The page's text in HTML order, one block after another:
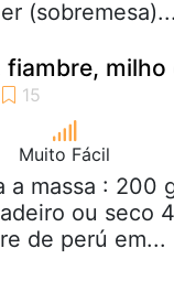
(sobremesa)...
fiambre, milho
Muito Fácil
a massa : 200
ou seco
de perú em...